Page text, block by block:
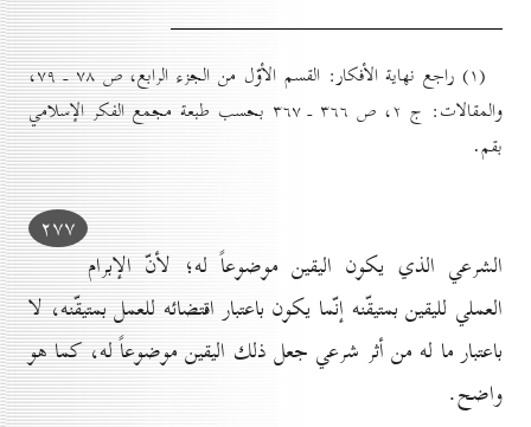
(۱) راجع نهاية الأفكار: القسم الأوّل من الجزء الرابع، ص ۷۸ ـ ۷۹،
والمقالات: ج ۲، ص ۳٦٦ ـ ۳٦۷ بحسب طبعة مجمع الفكر الإسلامي
بقم.
۲۷۷
الشرعي الذي يكون اليقين موضوعاً له؛ لأنّ الإبرام
العملي لليقين بمتيقّنه إنّما يكون باعتبار اقتضائه للعمل بمتيقّنه، لا
باعتبار ما له من أثر شرعي جعل ذلك اليقين موضوعاً له، كما هو
واضح.